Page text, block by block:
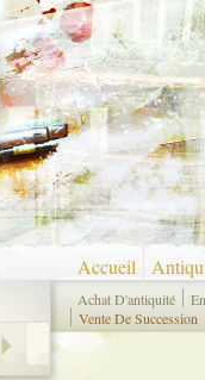
Accueil
Achat D'antiquité
Vente De Succession